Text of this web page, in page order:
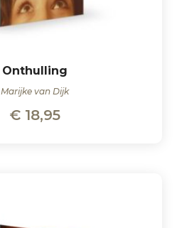
Onthulling
Marijke van Dijk
€18,95